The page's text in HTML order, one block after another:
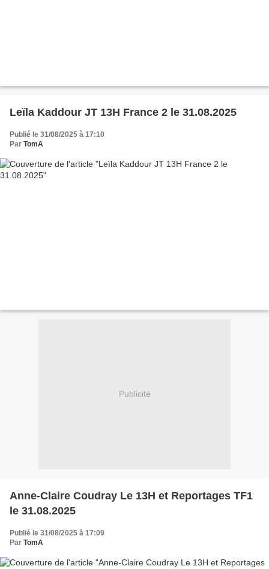
Leïla Kaddour JT 13H France 2 le 31.08.2025
Publié le 31/08/2025 à 17:10
Par TomA
Publicité
Anne-Claire Coudray Le 13H et Reportages TF1
le 31.08.2025
Publié le 31/08/2025 à 17:09
Par TomA